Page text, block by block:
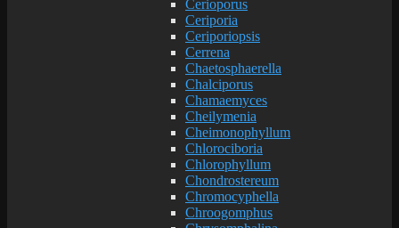
Cerioporus
Ceriporia
Ceriporiopsis
Cerrena
Chaetosphaerella
Chalciporus
Chamaemyces
Cheilymenia
Cheimonophyllum
Chlorociboria
Chlorophyllum
Chondrostereum
Chromocyphella
Chroogomphus